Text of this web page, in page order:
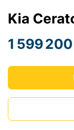
Kia
1 599